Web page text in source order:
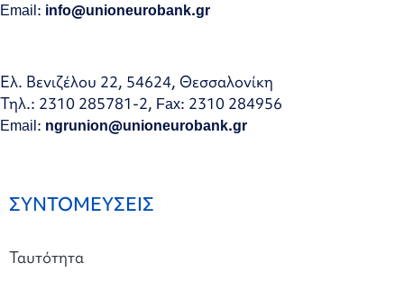
Email: info@unioneurobank.gr
Ελ. Βενιζέλου 22, 54624, Θεσσαλονίκη
Τηλ.: 2310 285781-2, Fax: 2310 284956
Email: ngrunion@unioneurobank.gr
ΣΥΝΤΟΜΕΥΣΕΙΣ
Ταυτότητα